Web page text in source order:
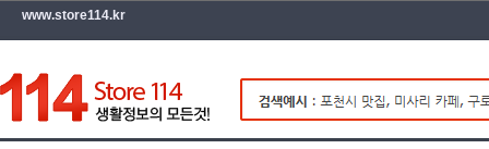
www.store114.kr